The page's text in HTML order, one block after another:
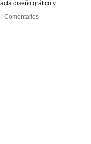
diseño gráfico y
/ Comentarios
/ Comentarios